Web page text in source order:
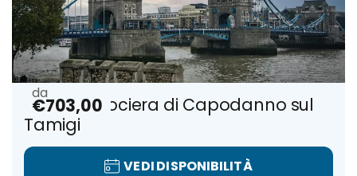
Cena e Crociera di Capodanno sul
Tamigi
€703,00
VEDI DISPONIBILITÀ